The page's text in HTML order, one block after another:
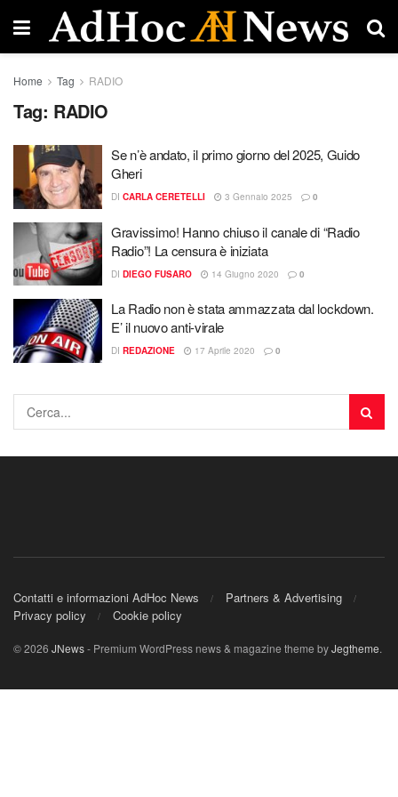
Home Tag RADIO
Tag: RADIO
Se n’è andato, il primo giorno del 2025, Guido
Gheri
DI CARLA CERETELLI 3 Gennaio 2025 0
Gravissimo! Hanno chiuso il canale di “Radio
Radio”! La censura è iniziata
DI DIEGO FUSARO 14 Giugno 2020 0
La Radio non è stata ammazzata dal lockdown.
E’ il nuovo anti-virale
DI REDAZIONE 17 Aprile 2020 0
Contatti e informazioni AdHoc News
Partners & Advertising
Privacy policy
Cookie policy
© 2026 JNews- Premium WordPress news & magazine theme byJegtheme.